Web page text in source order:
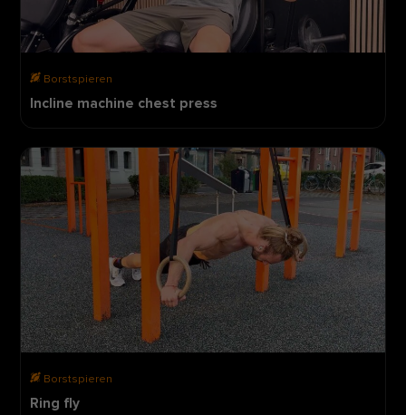
Borstspieren
Incline machine chest press
Borstspieren
Ring fly